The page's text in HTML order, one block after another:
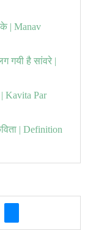
| Manav
गयी है सांवरे |
| Kavita Par
| Definition